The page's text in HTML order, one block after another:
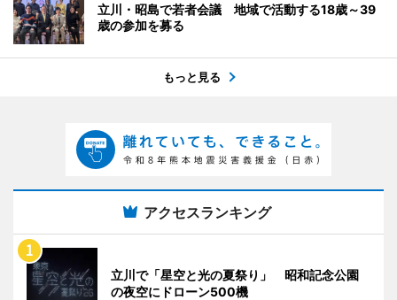
立川・昭島で若者会議 地域で活動する18歳～39
歳の参加を募る
もっと見る
アクセスランキング
立川で「星空と光の夏祭り」 昭和記念公園
の夜空にドローン500機